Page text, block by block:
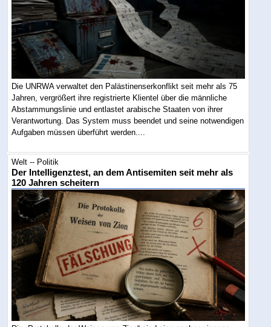
Die UNRWA verwaltet den Palästinenserkonflikt seit mehr als 75
Jahren, vergrößert ihre registrierte Klientel über die männliche
Abstammungslinie und entlastet arabische Staaten von ihrer
Verantwortung. Das System muss beendet und seine notwendigen
Aufgaben müssen überführt werden....
Welt -- Politik
Der Intelligenztest, an dem Antisemiten seit mehr als
120 Jahren scheitern